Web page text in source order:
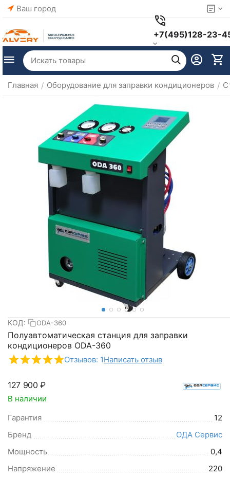
Ваш город
+7(495)128-23-
Главная / Оборудование для заправки кондиционеров /
КОД: ODA-360
Полуавтоматическая станция для заправки
кондиционеров ODA-360
Отзывов: 1Написать отзыв
127 900 ₽
В наличии
Гарантия
12
Бренд
ОДА Сервис
Мощность
0,4
Напряжение
220